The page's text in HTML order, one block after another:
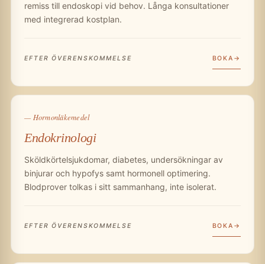
remiss till endoskopi vid behov. Långa konsultationer
med integrerad kostplan.
EFTER ÖVERENSKOMMELSE BOKA
— Hormonläkemedel
Endokrinologi
Sköldkörtelsjukdomar, diabetes, undersökningar av
binjurar och hypofys samt hormonell optimering.
Blodprover tolkas i sitt sammanhang, inte isolerat.
EFTER ÖVERENSKOMMELSE BOKA